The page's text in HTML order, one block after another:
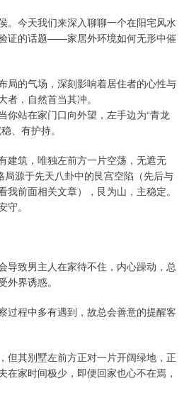
。今天我们来深入聊聊一个在阳宅风水
证的话题——家居外环境如何无形中催
局的气场，深刻影响着居住者的心性与
，自然首当其冲。
你站在家门口向外望，左手边为“青龙
、有护持。
建筑，唯独左前方一片空荡，无遮无
局源于先天八卦中的艮宫空陷（先后与
我前面相关文章），艮为山，主稳定。
。
导致男主人在家待不住，内心躁动，总
外界诱惑。
过程中多有遇到，故总会善意的提醒客
但其别墅左前方正对一片开阔绿地，正
在家时间极少，即便回家也心不在焉，